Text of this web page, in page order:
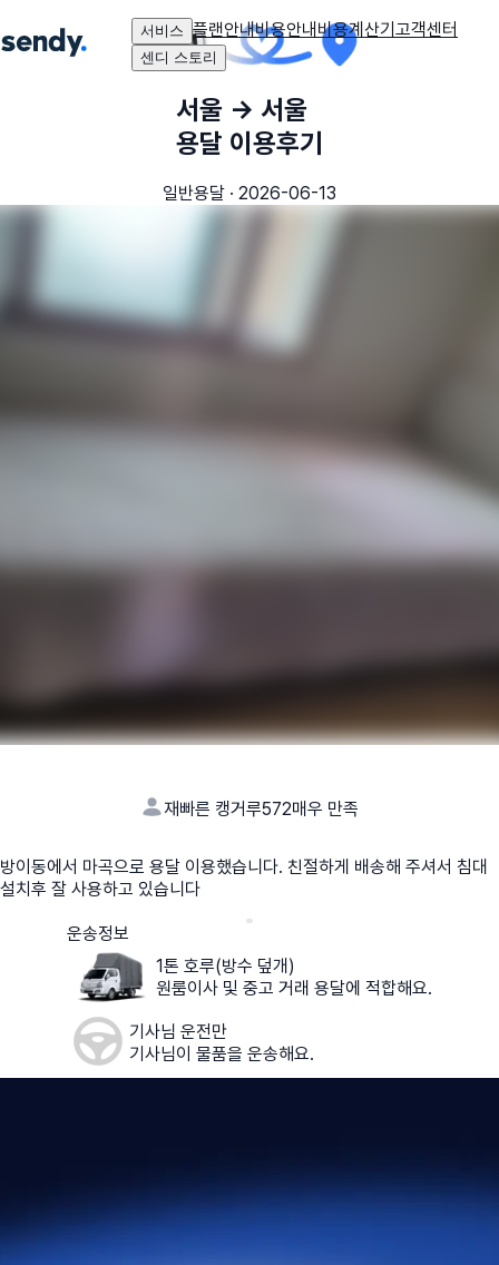
서비스 플랜안내비용안내비용계산기고객센터
센디 스토리
서울 → 서울
용달 이용후기
일반용달 · 2026-06-13
재빠른 캥거루572매우 만족
방이동에서 마곡으로 용달 이용했습니다. 친절하게 배송해 주셔서 침대
설치후 잘 사용하고 있습니다
운송정보
1톤 호루(방수 덮개)
원룸이사 및 중고 거래 용달에 적합해요.
기사님 운전만
기사님이 물품을 운송해요.